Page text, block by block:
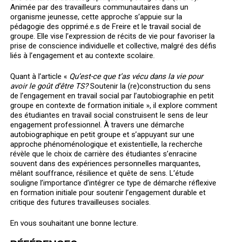
Animée par des travailleurs communautaires dans un
organisme jeunesse, cette approche s’appuie sur la
pédagogie des opprimé.e.s de Freire et le travail social de
groupe. Elle vise l’expression de récits de vie pour favoriser la
prise de conscience individuelle et collective, malgré des défis
liés à l’engagement et au contexte scolaire.
Quant à l’article « Qu’est-ce que t’as vécu dans la vie pour
avoir le goût d’être TS?Soutenir la (re)construction du sens
de l’engagement en travail social par l’autobiographie en petit
groupe en contexte de formation initiale », il explore comment
des étudiantes en travail social construisent le sens de leur
engagement professionnel. À travers une démarche
autobiographique en petit groupe et s’appuyant sur une
approche phénoménologique et existentielle, la recherche
révèle que le choix de carrière des étudiantes s’enracine
souvent dans des expériences personnelles marquantes,
mêlant souffrance, résilience et quête de sens. L’étude
souligne l’importance d’intégrer ce type de démarche réflexive
en formation initiale pour soutenir l’engagement durable et
critique des futures travailleuses sociales.
En vous souhaitant une bonne lecture.